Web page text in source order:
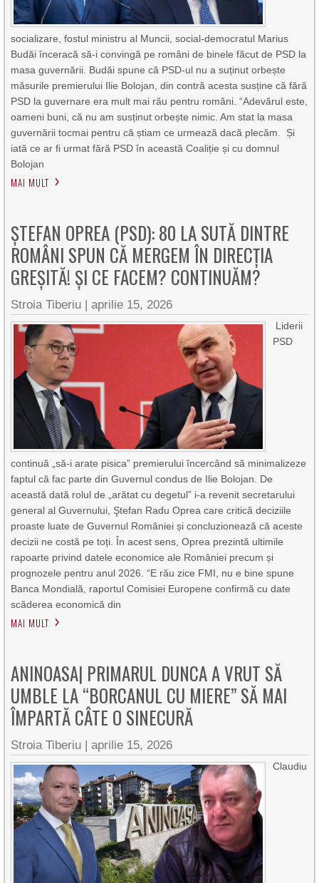
socializare, fostul ministru al Muncii, social-democratul Marius
Budăi înceracă să-i convingă pe români de binele făcut de PSD la
masa guvernării. Budăi spune că PSD-ul nu a suținut orbește
măsurile premierului Ilie Bolojan, din contră acesta susține că fără
PSD la guvernare era mult mai rău pentru români. “Adevărul este,
oameni buni, că nu am susținut orbește nimic. Am stat la masa
guvernării tocmai pentru că știam ce urmează dacă plecăm. Și
iată ce ar fi urmat fără PSD în această Coaliție și cu domnul
Bolojan
MAI MULT
ȘTEFAN OPREA (PSD): 80 LA SUTĂ DINTRE
ROMÂNI SPUN CĂ MERGEM ÎN DIRECȚIA
GREȘITĂ! ȘI CE FACEM? CONTINUĂM?
Stroia Tiberiu |aprilie 15, 2026
Liderii
PSD
continuă „să-i arate pisica” premierului încercând să minimalizeze
faptul că fac parte din Guvernul condus de Ilie Bolojan. De
această dată rolul de „arătat cu degetul” i-a revenit secretarului
general al Guvernului, Ştefan Radu Oprea care critică deciziile
proaste luate de Guvernul României și concluzionează că aceste
decizii ne costă pe toți. În acest sens, Oprea prezintă ultimile
rapoarte privind datele economice ale României precum și
prognozele pentru anul 2026. “E rău zice FMI, nu e bine spune
Banca Mondială, raportul Comisiei Europene confirmă cu date
scăderea economică din
MAI MULT
ANINOASA| PRIMARUL DUNCA A VRUT SĂ
UMBLE LA “BORCANUL CU MIERE” SĂ MAI
ÎMPARTĂ CÂTE O SINECURĂ
Stroia Tiberiu |aprilie 15, 2026
Claudiu